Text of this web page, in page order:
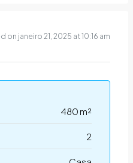
on janeiro 21, 2025 at 10:16 am
480 m²
2